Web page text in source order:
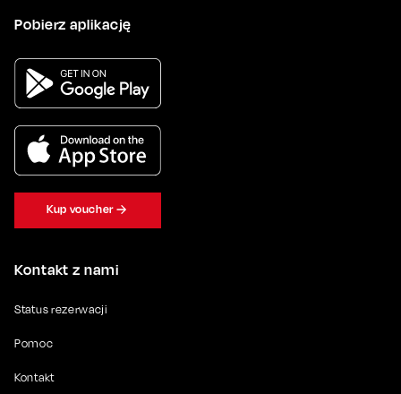
Kontakt z nami
Status rezerwacji
Pomoc
Kontakt
Pobierz aplikację
Kup voucher